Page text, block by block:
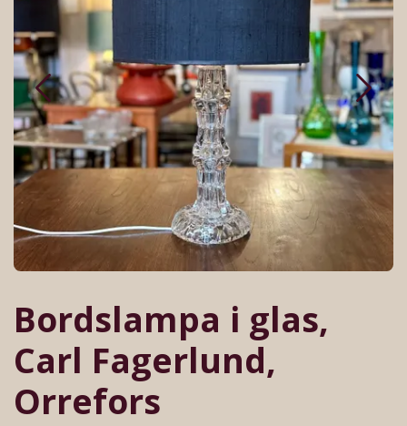
Bordslampa i glas,
Carl Fagerlund,
Orrefors